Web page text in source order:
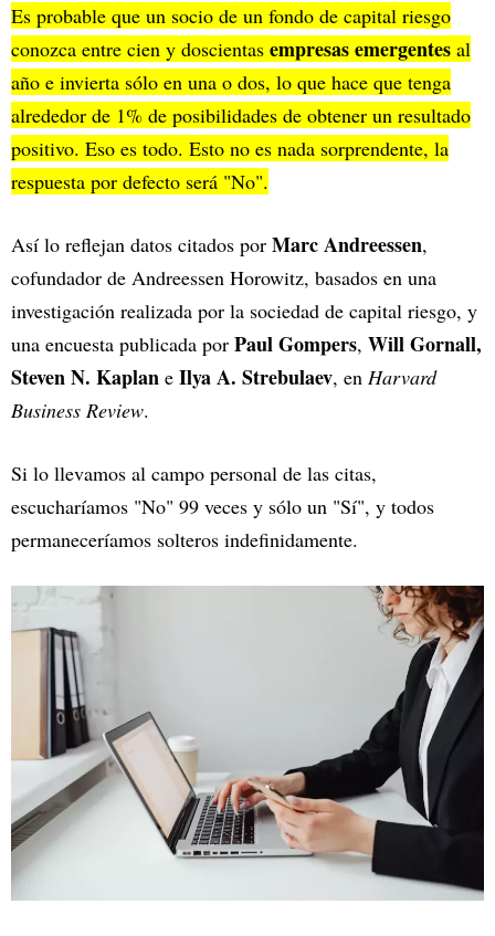
Es probable que un socio de un fondo de capital riesgo
conozca entre cien y doscientas empresas emergentes al
año e invierta sólo en una o dos, lo que hace que tenga
alrededor de 1% de posibilidades de obtener un resultado
positivo. Eso es todo. Esto no es nada sorprendente, la
respuesta por defecto será "No".
Así lo reflejan datos citados por Marc Andreessen,
cofundador de Andreessen Horowitz, basados en una
investigación realizada por la sociedad de capital riesgo, y
una encuesta publicada por Paul Gompers, Will Gornall,
Steven N. Kaplan e Ilya A. Strebulaev, en Harvard
Business Review.
Si lo llevamos al campo personal de las citas,
escucharíamos "No" 99 veces y sólo un "Sí", y todos
permaneceríamos solteros indefinidamente.